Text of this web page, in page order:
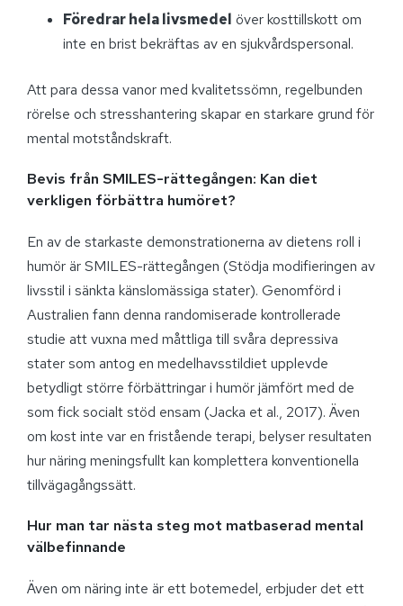
Föredrar hela livsmedel över kosttillskott om
inte en brist bekräftas av en sjukvårdspersonal.
Att para dessa vanor med kvalitetssömn, regelbunden
rörelse och stresshantering skapar en starkare grund för
mental motståndskraft.
Bevis från SMILES-rättegången: Kan diet
verkligen förbättra humöret?
En av de starkaste demonstrationerna av dietens roll i
humör är SMILES-rättegången (Stödja modifieringen av
livsstil i sänkta känslomässiga stater). Genomförd i
Australien fann denna randomiserade kontrollerade
studie att vuxna med måttliga till svåra depressiva
stater som antog en medelhavsstildiet upplevde
betydligt större förbättringar i humör jämfört med de
som fick socialt stöd ensam (Jacka et al., 2017). Även
om kost inte var en fristående terapi, belyser resultaten
hur näring meningsfullt kan komplettera konventionella
tillvägagångssätt.
Hur man tar nästa steg mot matbaserad mental
välbefinnande
Även om näring inte är ett botemedel, erbjuder det ett